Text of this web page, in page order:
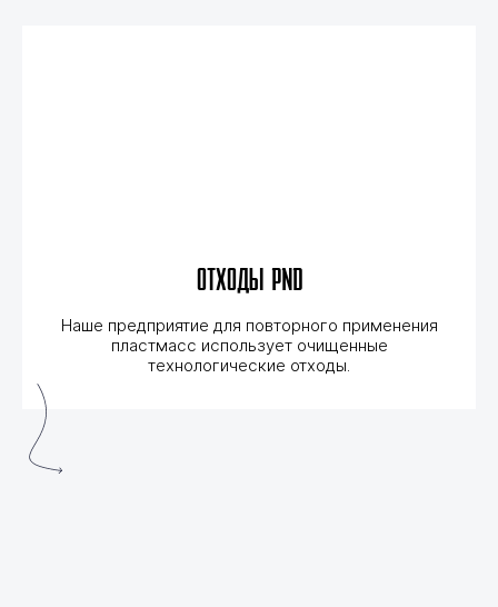
отходы PND
Наше предприятие для повторного применения
пластмасс использует очищенные
технологические отходы.